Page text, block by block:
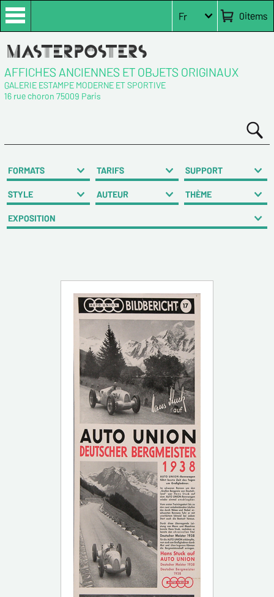
0items
Fr
AFFICHES ANCIENNES ET OBJETS ORIGINAUX
GALERIE ESTAMPE MODERNE ET SPORTIVE
16 rue choron 75009 Paris
FORMATS TARIFS SUPPORT
STYLE AUTEUR THÈME
EXPOSITION